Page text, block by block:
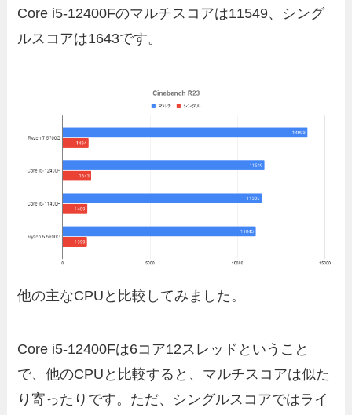
Core i5-12400Fのマルチスコアは11549、シング
ルスコアは1643です。
他の主なCPUと比較してみました。
Core i5-12400Fは6コア12スレッドということ
で、他のCPUと比較すると、マルチスコアは似た
り寄ったりです。ただ、シングルスコアではライ